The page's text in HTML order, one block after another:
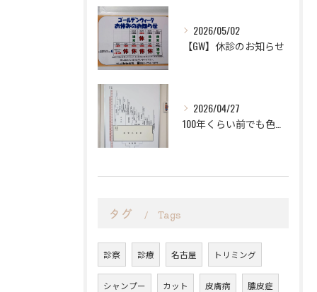
2026/05/02
【GW】休診のお知らせ
2026/04/27
タグ Tags
診察 診療 名古屋 トリミング
シャンプー カット 皮膚病 膿皮症